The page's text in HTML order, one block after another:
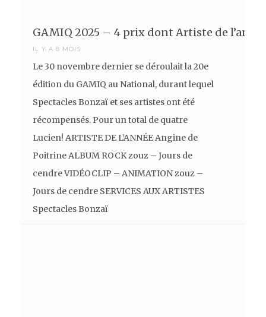
GAMIQ 2025 – 4 prix dont Artiste de
IL Y A 8 MOIS
Le 30 novembre dernier se déroulait la 20e
édition du GAMIQ au National, durant lequel
Spectacles Bonzaï et ses artistes ont été
récompensés. Pour un total de quatre
Lucien! ARTISTE DE L’ANNÉE Angine de
Poitrine ALBUM ROCK zouz – Jours de
cendre VIDÉOCLIP – ANIMATION zouz –
Jours de cendre SERVICES AUX ARTISTES
Spectacles Bonzaï